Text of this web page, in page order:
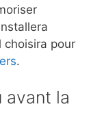
choisira pour
.
avant la